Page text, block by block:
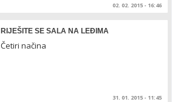
02. 02. 2015 - 16:46
RIJEŠITE SE SALA NA LEĐIMA
Četiri načina
31. 01. 2015 - 11:45